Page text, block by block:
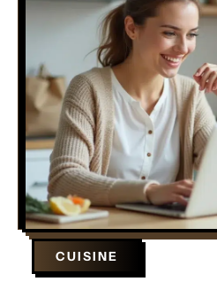
CUISINE